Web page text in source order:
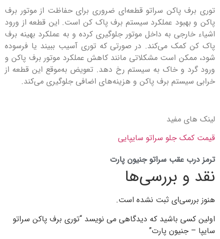
پاکن سراتو قطعه‌ای ضروری برای حفاظت از موتور برف
عملکرد سیستم برف پاک کن است. این قطعه از ورود
به داخل موتور جلوگیری کرده و به عملکرد بهینه برف
می‌کند. در صورتی که توری آسیب ببیند یا فرسوده
است مشکلاتی مانند کاهش عملکرد موتور برف پاکن و
و خاک به سیستم رخ دهد. تعویض به‌موقع این قطعه از
برف پاکن و هزینه‌های اضافی جلوگیری می‌کند.
مفید
جلو سراتو سایپایی
عقب سراتو جنیون پارت
بررسی‌ها
ثبت نشده است.
باشید که دیدگاهی می نویسد “توری برف پاکن سراتو
پارت”